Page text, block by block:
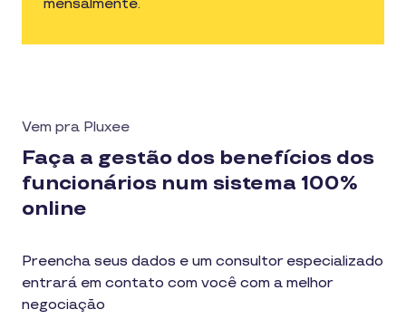
mensalmente.
Vem pra Pluxee
Faça a gestão dos benefícios dos
funcionários num sistema 100%
online
Preencha seus dados e um consultor especializado
entrará em contato com você com a melhor
negociação